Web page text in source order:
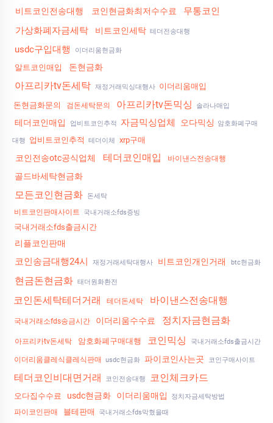
비트코인전송대행 코인현금화최저수수료
무통코인
가상화폐자금세탁
비트코인세탁 테더전송대행
usdc구입대행 이더리움현금화
알트코인매입 돈현금화
아프리카tv돈세탁 재정거래믹싱대행사 이더리움매입
돈현금화문의 검돈세탁문의 아프리카tv돈믹싱 솔라나매입
테더코인매입 업비트코인추적 자금믹싱업체 오다믹싱 암호화폐구매
대행 업비트코인추적 테더이체 xrp구매
코인전송otc공식업체 테더코인매입 바이낸스전송대행
골드바세탁현금화
모든코인현금화 돈세탁
비트코인판매사이트 국내거래소fds증빙
국내거래소fds출금시간
리플코인판매
코인송금대행24시 재정거래세탁대행사 비트코인개인거래 btc현금화
현금돈현금화 태더원화환전
코인돈세탁테더거래 테더돈세탁 바이낸스전송대행
국내거래소fds송금시간 이더리움수수료 정치자금현금화
아프리카tv돈세탁 암호화폐구매대행 코인믹싱 국내거래소fds출금시간
이더리움클레식클레식판매 usdc현금화 파이코인사는곳 코인구매사이트
테더코인비대면거래 코인전송대행 코인체크카드
오다집수수료 usdc현금화 이더리움매입 정치자금세탁방법
파이코인판매 블테판매 국내거래소fds막혔을때